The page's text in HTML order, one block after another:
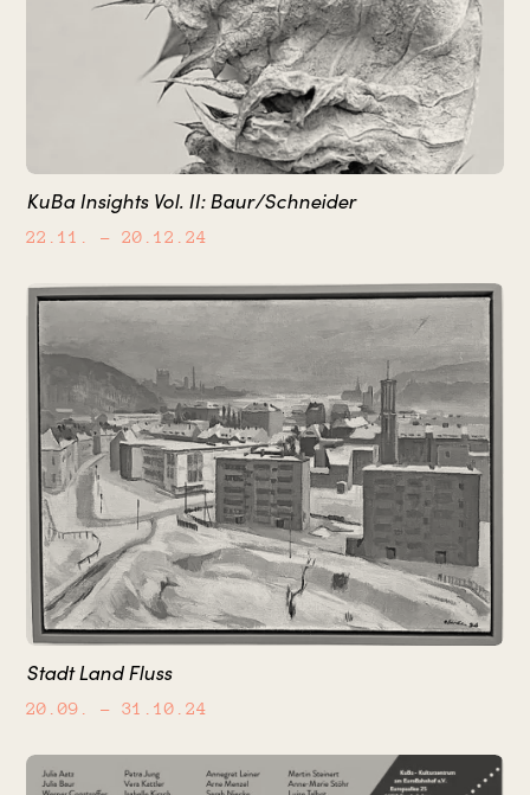
KuBa Insights Vol. II: Baur/Schneider
22.11. – 20.12.24
Stadt Land Fluss
20.09. – 31.10.24